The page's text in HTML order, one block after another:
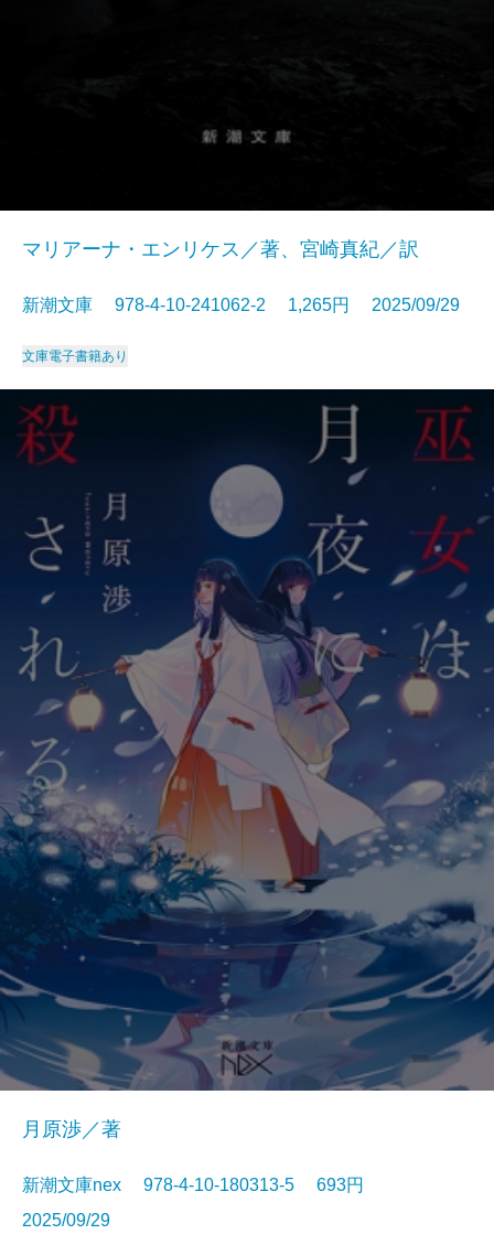
マリアーナ・エンリケス／著、宮崎真紀／訳
新潮文庫 978-4-10-241062-2 1,265円 2025/09/29
文庫電子書籍あり
月原渉／著
新潮文庫nex 978-4-10-180313-5 693円
2025/09/29